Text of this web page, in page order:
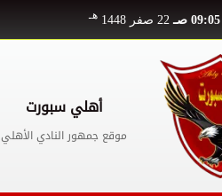
09:05 صـ 22 صفر 1448 هـ
أهلي سبورت
موقع جمهور النادي الأهلي